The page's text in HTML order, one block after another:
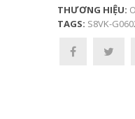
THƯƠNG HIỆU:
TAGS: S8VK-